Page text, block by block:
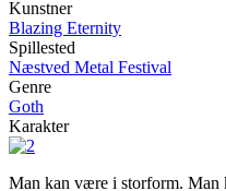
Kunstner
Blazing Eternity
Spillested
Næstved Metal Festival
Genre
Goth
Karakter
Man kan være i storform. Man